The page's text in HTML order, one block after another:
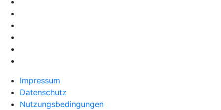
Impressum
Datenschutz
Nutzungsbedingungen